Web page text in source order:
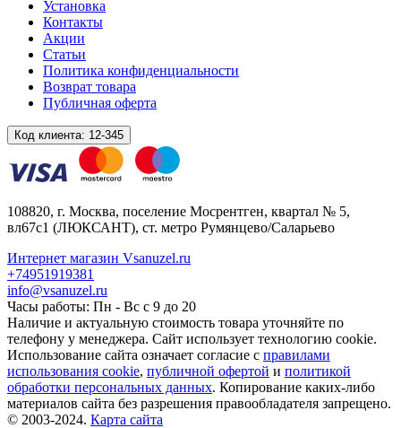
Установка
Контакты
Акции
Статьи
Политика конфиденциальности
Возврат товара
Публичная оферта
Код клиента: 12-345
108820, г. Москва, поселение Мосрентген, квартал № 5,
вл67с1 (ЛЮКСАНТ), ст. метро Румянцево/Саларьево
Интернет магазин Vsanuzel.ru
+74951919381
info@vsanuzel.ru
Часы работы: Пн - Вс с 9 до 20
Наличие и актуальную стоимость товара уточняйте по
телефону у менеджера. Сайт использует технологию cookie.
Использование сайта означает согласие с правилами
использования cookie, публичной офертой и политикой
обработки персональных данных. Копирование каких-либо
материалов сайта без разрешения правообладателя запрещено.
© 2003-2024. Карта сайта